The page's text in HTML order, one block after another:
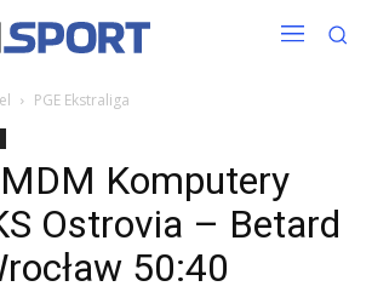
PGE Ekstraliga
Komputery
Ostrovia – Betard
50:40